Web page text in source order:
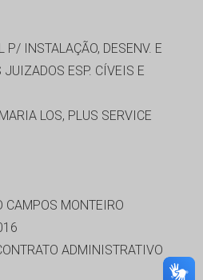
P/ INSTALAÇÃO, DESENV. E
ESP. CÍVEIS E
LOS, PLUS SERVICE
CAMPOS MONTEIRO
ADMINISTRATIVO